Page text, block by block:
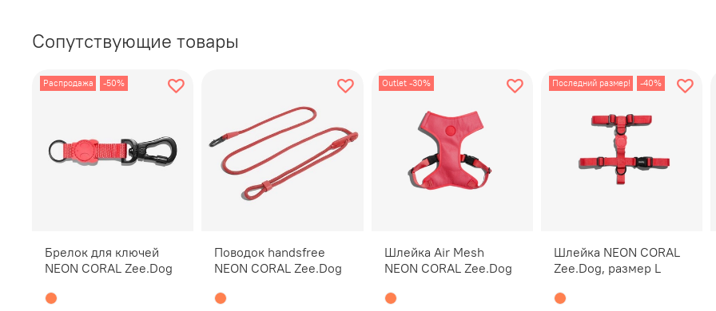
Сопутствующие товары
Распродажа -50%
Брелок для ключей
NEON CORAL Zee.Dog
Поводок handsfree
NEON CORAL Zee.Dog
Outlet -30%
Шлейка Air Mesh
NEON CORAL Zee.Dog
Последний размер! -40%
Шлейка NEON CORAL
Zee.Dog, размер L